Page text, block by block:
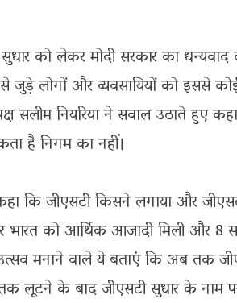
को लेकर मोदी सरकार का धन्यवाद
जुड़े लोगों और व्यवसायियों को इससे
सलीम नियरिया ने सवाल उठाते हुए
है निगम का नहीं।
कि जीएसटी किसने लगाया और
भारत को आर्थिक आजादी मिली और
मनाने वाले ये बताएं कि अब तक
लूटने के बाद जीएसटी सुधार के नाम